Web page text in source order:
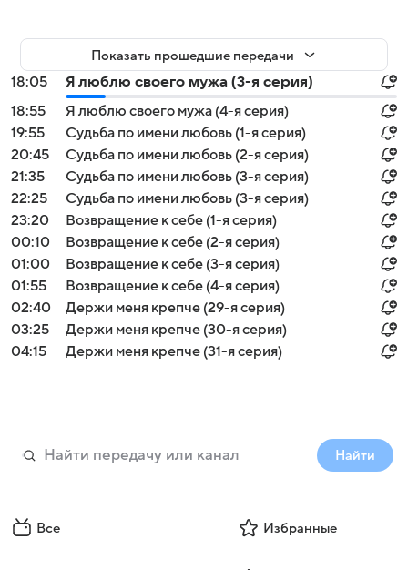
Показать прошедшие передачи
18:05
Я люблю своего мужа (3-я серия)
18:55
Я люблю своего мужа (4-я серия)
19:55
Судьба по имени любовь (1-я серия)
20:45
Судьба по имени любовь (2-я серия)
21:35
Судьба по имени любовь (3-я серия)
22:25
Судьба по имени любовь (3-я серия)
23:20
Возвращение к себе (1-я серия)
00:10
Возвращение к себе (2-я серия)
01:00
Возвращение к себе (3-я серия)
01:55
Возвращение к себе (4-я серия)
02:40
Держи меня крепче (29-я серия)
03:25
Держи меня крепче (30-я серия)
04:15
Держи меня крепче (31-я серия)
Найти
Все Избранные